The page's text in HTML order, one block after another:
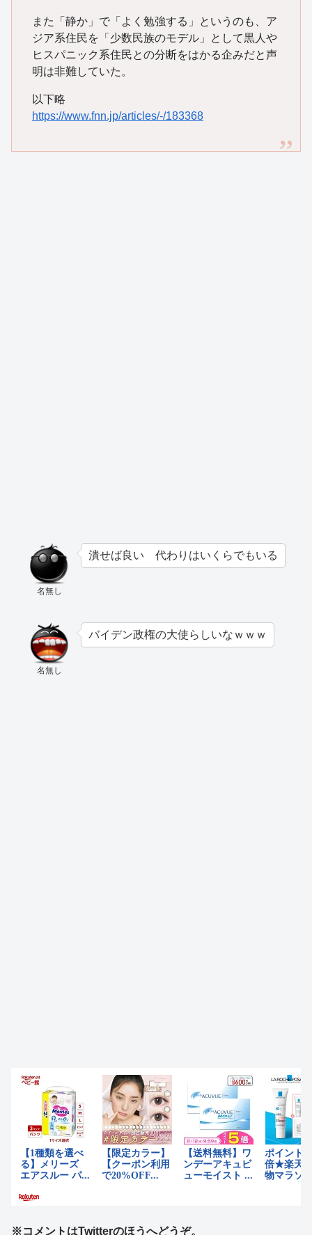
また「静か」で「よく勉強する」というのも、ア
ジア系住民を「少数民族のモデル」として黒人や
ヒスパニック系住民との分断をはかる企みだと声
明は非難していた。
以下略
https://www.fnn.jp/articles/-/183368
名無し
潰せば良い 代わりはいくらでもいる
名無し
バイデン政権の大使らしいなｗｗｗ
※コメントはTwitterのほうへどうぞ。